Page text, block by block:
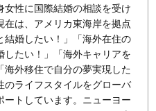
女性に国際結婚の相談を受け
在は、アメリカ東海岸を拠点
結婚したい！」「海外在住の
したい！」「海外キャリアを
海外移住で自分の夢実現した
のライフスタイルをグローバ
ートしています。ニューヨー